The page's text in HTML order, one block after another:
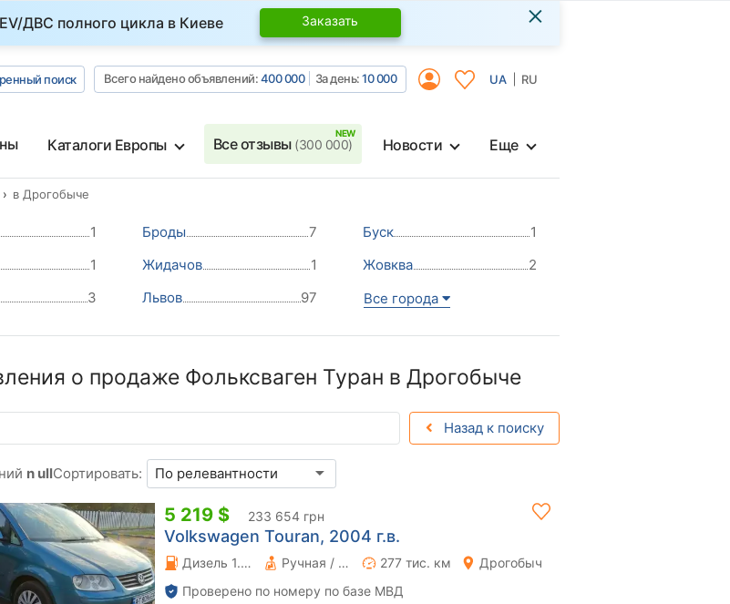
ДВС полного цикла в Киеве Заказать ×
поиск Всего найдено объявлений:400 000 За день:10 000 UA RU
Каталоги Европы Все отзывы (300 000) Новости Еще
в Дрогобыче
1 Броды 7 Буск
1
1 Жидачов 1 Жовква
2
3 Львов 97 Все города
о продаже Фольксваген Туран в Дрогобыче
Назад к поиску
n ullСортировать:
5 219 $ 233 654 грн
Volkswagen Touran, 2004 г.в.
Дизель 1.9 л. Ручная / Механика 277 тис. км
Дрогобыч
Проверено по номеру по базе МВД